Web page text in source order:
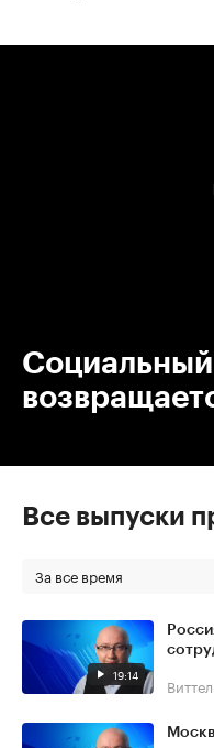
Социальный
Все выпуски
За все время
19:14